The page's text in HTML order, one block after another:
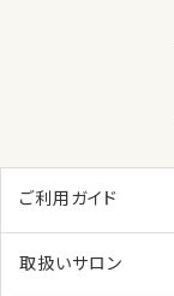
ご利用ガイド
取扱いサロン